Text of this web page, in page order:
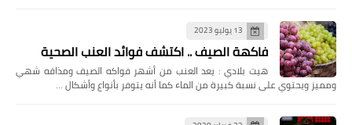
13 يوليو 2023
فاكهة الصيف .. اكتشف فوائد العنب الصحية
هيت بلادي : يعد العنب من أشهر فواكه الصيف ومذاقه شهي
ومميز ويحتوي على نسبة كبيرة من الماء كما أنه يتوفر بأنواع وأشكال …